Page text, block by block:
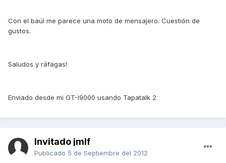
Con el baúl me parece una moto de mensajero. Cuestión de
gustos.
Saludos y ráfagas!
Enviado desde mi GT-I9000 usando Tapatalk 2
Invitado jmlf
Publicado 5 de Septiembre del 2012